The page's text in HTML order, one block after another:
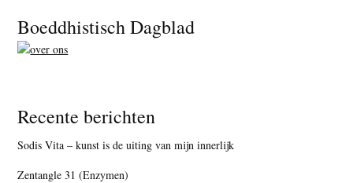
Footer
Boeddhistisch Dagblad
Recente berichten
Sodis Vita – kunst is de uiting van mijn innerlijk
Zentangle 31 (Enzymen)